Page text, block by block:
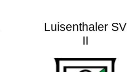
Luisenthaler SV
II